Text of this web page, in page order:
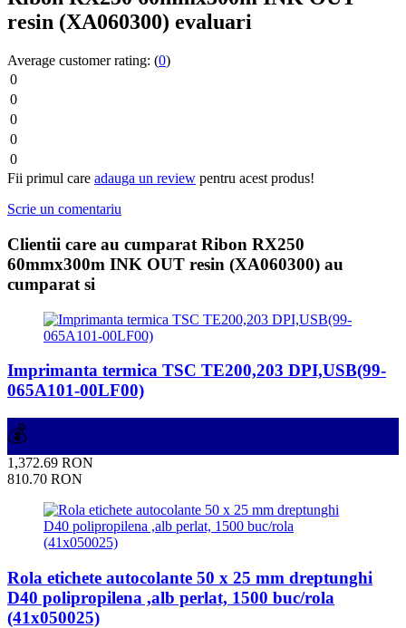
resin (XA060300) evaluari
Average customer rating: (0)
0
0
0
0
0
Fii primul care adauga un review pentru acest produs!
Scrie un comentariu
Clientii care au cumparat Ribon RX250
60mmx300m INK OUT resin (XA060300) au
cumparat si
Imprimanta termica TSC TE200,203 DPI,USB(99-
065A101-00LF00)
💰
1,372.69 RON
810.70 RON
Rola etichete autocolante 50 x 25 mm dreptunghi
D40 polipropilena ,alb perlat, 1500 buc/rola
(41x050025)